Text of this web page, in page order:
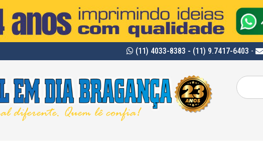
(11) 4033-8383 - (11) 9.7417-6403 -
Pesquisar
por: